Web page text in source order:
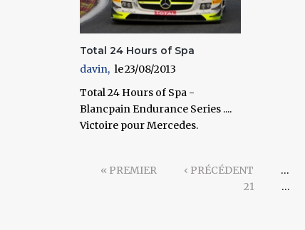
Total 24 Hours of Spa
davin
23/08/2013
Total 24 Hours of Spa -
Blancpain Endurance Series ....
Victoire pour Mercedes.
« PREMIER ‹ PRÉCÉDENT …
21
…